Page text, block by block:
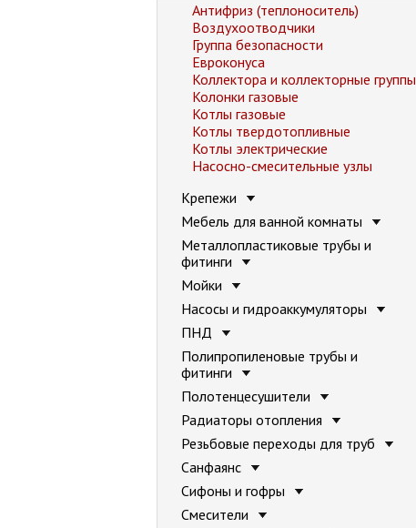
Антифриз (теплоноситель)
Воздухоотводчики
Группа безопасности
Евроконуса
Коллектора и коллекторные группы
Колонки газовые
Котлы газовые
Котлы твердотопливные
Котлы электрические
Насосно-смесительные узлы
Крепежи
Мебель для ванной комнаты
Металлопластиковые трубы и
фитинги
Мойки
Насосы и гидроаккумуляторы
ПНД
Полипропиленовые трубы и
фитинги
Полотенцесушители
Радиаторы отопления
Резьбовые переходы для труб
Санфаянс
Сифоны и гофры
Смесители